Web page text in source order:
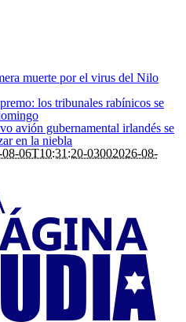
muerte por el virus del Nilo
los tribunales rabínicos se
avión gubernamental irlandés se
en la niebla
08-06T10:31:20-03002026-08-